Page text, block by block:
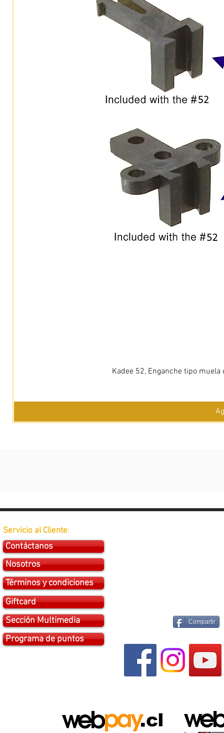
Kadee 52, Enganche tipo
Servicio al Cliente:
Contáctanos
Nosotros
Términos y condiciones
Giftcard
Sección Multimedia
Programa de puntos
Compartir